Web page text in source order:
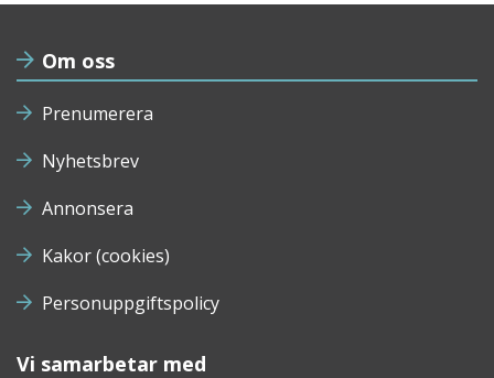
Om oss
Prenumerera
Nyhetsbrev
Annonsera
Kakor (cookies)
Personuppgiftspolicy
Vi samarbetar med